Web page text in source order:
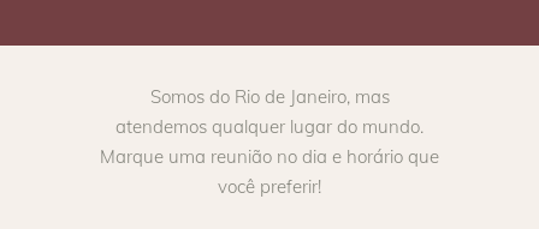
Somos do Rio de Janeiro, mas
atendemos qualquer lugar do mundo.
Marque uma reunião no dia e horário que
você preferir!